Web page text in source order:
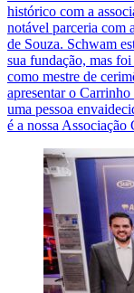
histórico com a
notável parceria com
de Souza. Schwam
sua fundação, mas
como mestre de
apresentar o
uma pessoa
é a nossa